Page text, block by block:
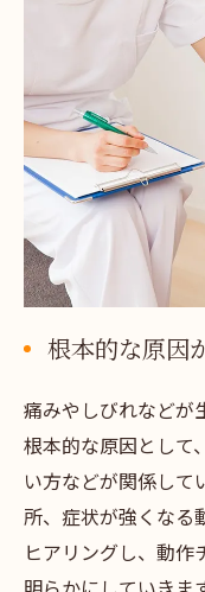
根本的な原因
痛みやしびれなどが
根本的な原因として
い方などが関係して
所、症状が強くなる
ヒアリングし、動作